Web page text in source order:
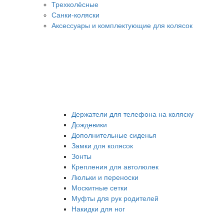
Трехколёсные
Санки-коляски
Аксессуары и комплектующие для колясок
Держатели для телефона на коляску
Дождевики
Дополнительные сиденья
Замки для колясок
Зонты
Крепления для автолюлек
Люльки и переноски
Москитные сетки
Муфты для рук родителей
Накидки для ног